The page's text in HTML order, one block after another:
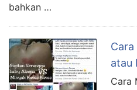
bahkan …
atau
Cara